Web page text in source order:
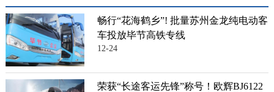
畅行“花海鹤乡”! 批量苏州金龙纯电动客
车投放毕节高铁专线
12-24
荣获“长途客运先锋”称号！欧辉BJ6122